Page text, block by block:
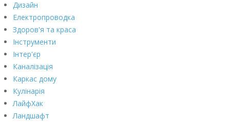
Дизайн
Електропроводка
Здоров'я та краса
Інструменти
Інтер'єр
Каналізація
Каркас дому
Кулінарія
ЛайфХак
Ландшафт